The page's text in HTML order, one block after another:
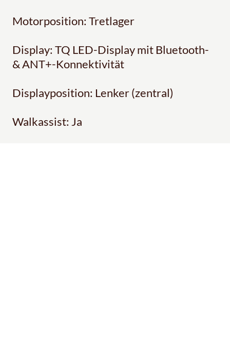
Motorposition: Tretlager
Display: TQ LED-Display mit Bluetooth-
& ANT+-Konnektivität
Displayposition: Lenker (zentral)
Walkassist: Ja